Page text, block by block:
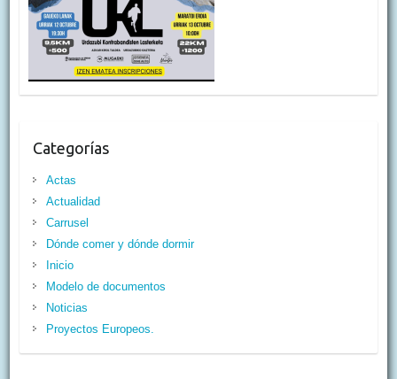
Categorías
Actas
Actualidad
Carrusel
Dónde comer y dónde dormir
Inicio
Modelo de documentos
Noticias
Proyectos Europeos.